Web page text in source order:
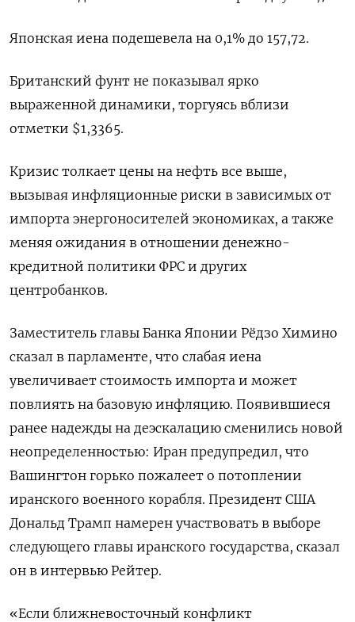
Японская иена подешевела на ‌0,1% до 157,72.
Британский фунт не показывал ярко
выраженной динамики, торгуясь вблизи
отметки $1,3365.
Кризис толкает ​цены на нефть все выше,
вызывая инфляционные риски в ‌зависимых от
импорта энергоносителей экономиках, а также
меняя ожидания ​в отношении денежно-
кредитной политики ФРС и других
центробанков.
Заместитель главы Банка Японии ‌Рёдзо Химино
сказал в парламенте, что слабая иена
увеличивает стоимость импорта и может
повлиять на базовую инфляцию. Появившиеся
ранее ​надежды на деэскалацию ​сменились новой
неопределенностью: Иран ‌предупредил, что
Вашингтон горько пожалеет о потоплении
иранского военного корабля. ​Президент США
Дональд Трамп намерен участвовать в выборе
следующего главы иранского государства, сказал
он в интервью Рейтер.
«Если ближневосточный конфликт